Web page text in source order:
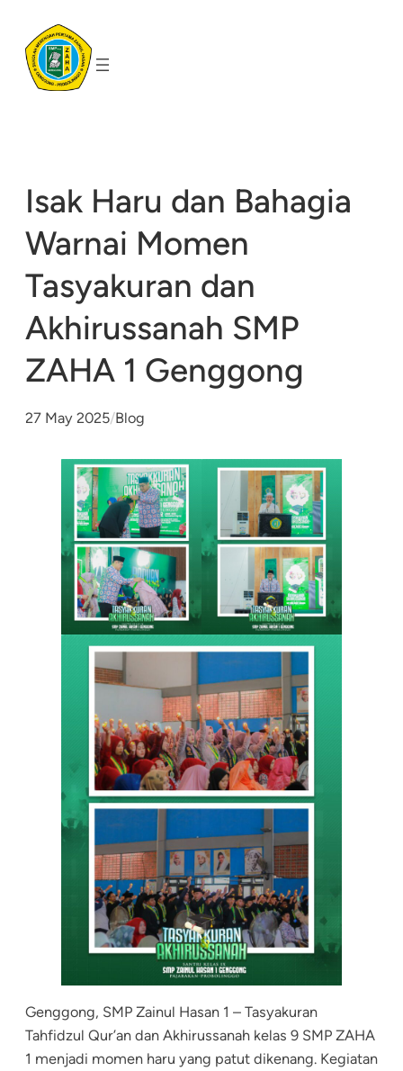
content
Isak Haru dan Bahagia
Warnai Momen
Tasyakuran dan
Akhirussanah SMP
ZAHA 1 Genggong
27 May 2025/Blog
Genggong, SMP Zainul Hasan 1 – Tasyakuran
Tahfidzul Qur’an dan Akhirussanah kelas 9 SMP ZAHA
1 menjadi momen haru yang patut dikenang. Kegiatan